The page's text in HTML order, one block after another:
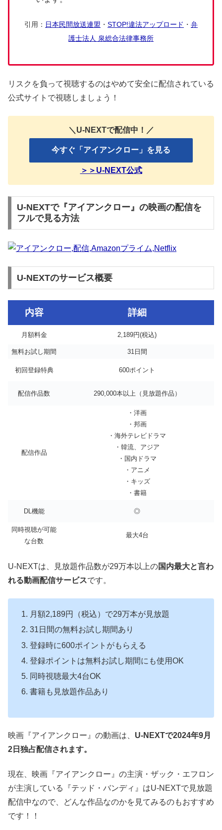
引用： 日本民間放送連盟 ・ STOP!違法アップロード ・ 弁
護士法人 泉総合法律事務所
リスクを負って視聴するのはやめて安全に配信されている
公式サイトで視聴しましょう！
＼U-NEXTで配信中！／
今すぐ「アイアンクロー」を見る
＞＞U-NEXT公式
U-NEXTで『アイアンクロー』の映画の配信を
フルで見る方法
U-NEXTのサービス概要
内容 詳細
月額料金 2,189円(税込)
無料お試し期間 31日間
初回登録特典 600ポイント
配信作品数 290,000本以上（見放題作品）
配信作品
・洋画
・邦画
・海外テレビドラマ
・韓流、アジア
・国内ドラマ
・アニメ
・キッズ
・書籍
DL機能 ◎
同時視聴が可能
な台数
最大4台
U-NEXTは、見放題作品数が29万本以上の国内最大と言わ
れる動画配信サービスです。
月額2,189円（税込）で29万本が見放題
31日間の無料お試し期間あり
登録時に600ポイントがもらえる
登録ポイントは無料お試し期間にも使用OK
同時視聴最大4台OK
書籍も見放題作品あり
映画『アイアンクロー』の動画は、 U-NEXTで2024年9月
2日独占配信されます。
現在、映画『アイアンクロー』の主演・ザック・エフロン
が主演している『テッド・バンディ』はU-NEXTで見放題
配信中なので、どんな作品なのかを見てみるのもおすすめ
です！！